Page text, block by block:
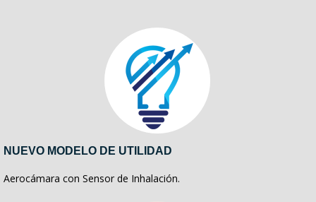
NUEVO MODELO DE UTILIDAD
Aerocámara con Sensor de Inhalación.